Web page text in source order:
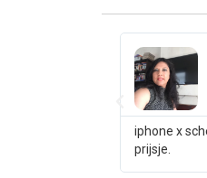
iphone x
prijsje.